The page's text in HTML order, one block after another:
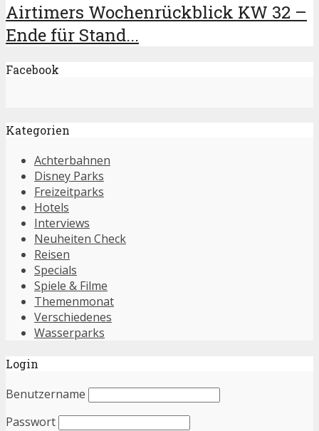
Airtimers Wochenrückblick KW 32 –
Ende für Stand...
Facebook
Kategorien
Achterbahnen
Disney Parks
Freizeitparks
Hotels
Interviews
Neuheiten Check
Reisen
Specials
Spiele & Filme
Themenmonat
Verschiedenes
Wasserparks
Login
Benutzername
Passwort